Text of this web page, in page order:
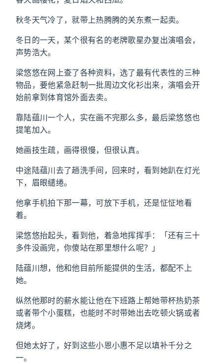
秋冬天气冷了，就带上热腾腾的关东煮一起卖。
冬日的一天，某个很有名的老牌歌星办复出演唱会，
声势浩大。
梁悠悠在网上查了各种资料，选了最有代表性的三种
物品，要他紧急赶制一批周边文化衫出来，演唱会开
始前拿到体育馆外面去卖。
靠陆蕴川一个人，实在画不完那么多，最后梁悠悠也
提笔加入。
她画技生疏，画得很慢，但很认真。
中途陆蕴川去了趟洗手间，回来时，看到她趴在灯光
下，眉眼缱绻。
他拿手机拍下那一幕，可放下手机，还是怔怔地看
着。
梁悠悠抬起头，看到他，着急地挥挥手：「还有三十
多件没画完，你傻站在那里想什么呢？」
陆蕴川想，他和他目前所能提供的生活，都配不上
她。
纵然他那时的薪水能让他在下班路上帮她带杯热奶茶
或者带个小蛋糕，也能时不时带她出去吃顿火锅或者
烧烤。
但她太好了，好到这些小恩小惠不足以填补千分之
一。